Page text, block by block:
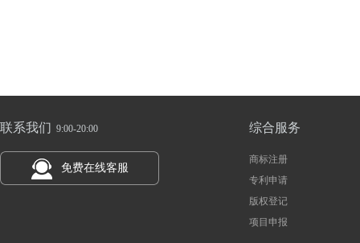
联系我们 9:00-20:00
免费在线客服
综合服务
商标注册
专利申请
版权登记
项目申报